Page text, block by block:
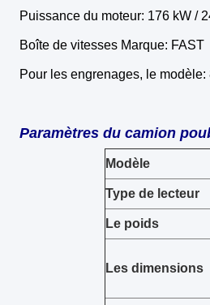
Puissance du moteur: 176 kW /
Boîte de vitesses Marque: FAST
Pour les engrenages, le
Paramètres du camion
Modèle
Type de lecteur
Le poids
Les dimensions